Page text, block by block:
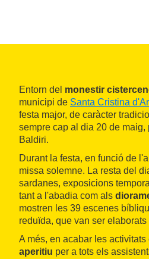
Entorn del monestir
municipi de Santa Cristina
festa major, de caràcter
sempre cap al dia 20 de maig,
Baldiri.
Durant la festa, en funció de
missa solemne. La resta del
sardanes, exposicions
tant a l'abadia com als
mostren les 39 escenes
reduïda, que van ser
A més, en acabar les
aperitiu per a tots els